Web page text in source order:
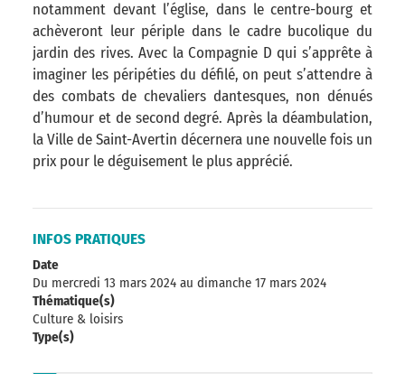
notamment devant l’église, dans le centre-bourg et
achèveront leur périple dans le cadre bucolique du
jardin des rives. Avec la Compagnie D qui s’apprête à
imaginer les péripéties du défilé, on peut s’attendre à
des combats de chevaliers dantesques, non dénués
d’humour et de second degré. Après la déambulation,
la Ville de Saint-Avertin décernera une nouvelle fois un
prix pour le déguisement le plus apprécié.
INFOS PRATIQUES
Date
Du mercredi 13 mars 2024 au dimanche 17 mars 2024
Thématique(s)
Culture & loisirs
Type(s)